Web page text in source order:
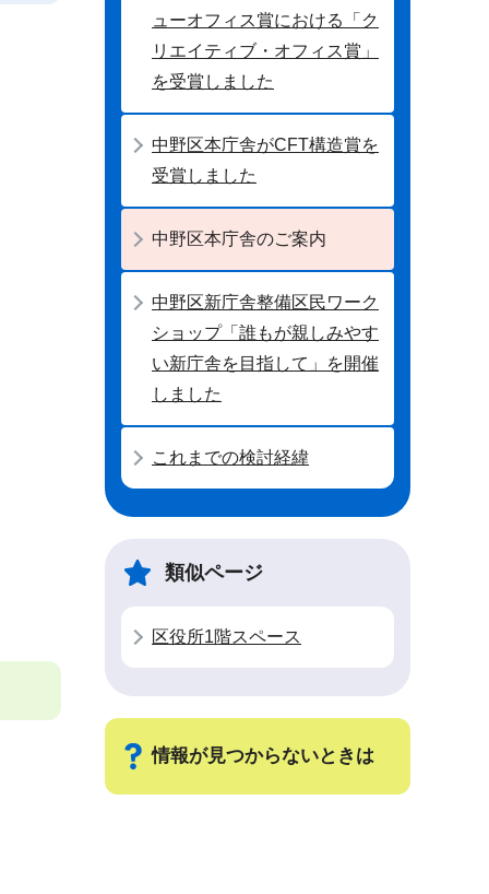
ューオフィス賞における「ク
リエイティブ・オフィス賞」
を受賞しました
中野区本庁舎がCFT構造賞を
受賞しました
中野区本庁舎のご案内
中野区新庁舎整備区民ワーク
ショップ「誰もが親しみやす
い新庁舎を目指して」を開催
しました
これまでの検討経緯
類似ページ
区役所1階スペース
情報が見つからないときは